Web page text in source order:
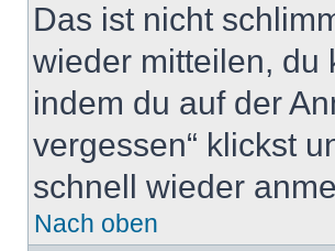
Das ist nicht
wieder mitteilen, du
indem du auf der
vergessen“ klickst
schnell wieder
Nach oben